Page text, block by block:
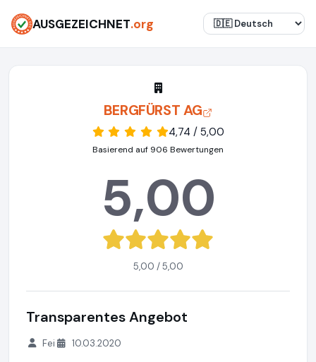
AUSGEZEICHNET.org
BERGFÜRST AG
4,74 / 5,00
Basierend auf 906 Bewertungen
5,00
5,00 / 5,00
Transparentes Angebot
Fei 10.03.2020